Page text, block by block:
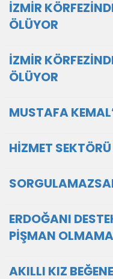
İZMİR
ÖLÜYOR
İZMİR
ÖLÜYOR
MUSTAFA
HİZMET
ERDOĞANI
PİŞMAN
AKILLI KIZ